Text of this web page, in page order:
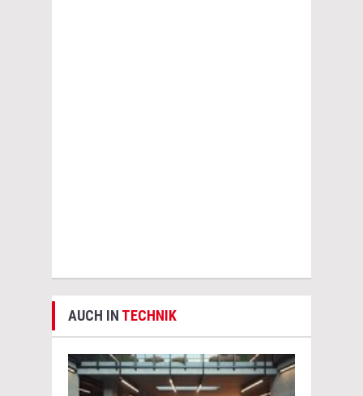
AUCH IN TECHNIK